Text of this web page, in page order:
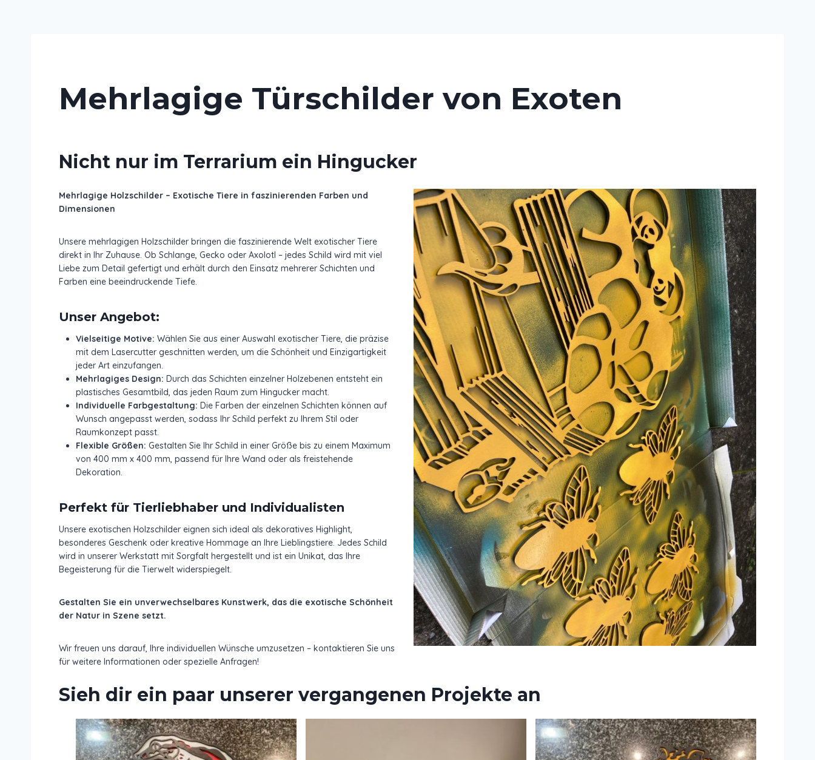
Mehrlagige Türschilder von Exoten
Nicht nur im Terrarium ein Hingucker
Mehrlagige Holzschilder – Exotische Tiere in faszinierenden Farben und
Dimensionen
Unsere mehrlagigen Holzschilder bringen die faszinierende Welt exotischer Tiere
direkt in Ihr Zuhause. Ob Schlange, Gecko oder Axolotl – jedes Schild wird mit viel
Liebe zum Detail gefertigt und erhält durch den Einsatz mehrerer Schichten und
Farben eine beeindruckende Tiefe.
Unser Angebot:
Vielseitige Motive: Wählen Sie aus einer Auswahl exotischer Tiere, die präzise
mit dem Lasercutter geschnitten werden, um die Schönheit und Einzigartigkeit
jeder Art einzufangen.
Mehrlagiges Design: Durch das Schichten einzelner Holzebenen entsteht ein
plastisches Gesamtbild, das jeden Raum zum Hingucker macht.
Individuelle Farbgestaltung: Die Farben der einzelnen Schichten können auf
Wunsch angepasst werden, sodass Ihr Schild perfekt zu Ihrem Stil oder
Raumkonzept passt.
Flexible Größen: Gestalten Sie Ihr Schild in einer Größe bis zu einem Maximum
von 400 mm x 400 mm, passend für Ihre Wand oder als freistehende
Dekoration.
Perfekt für Tierliebhaber und Individualisten
Unsere exotischen Holzschilder eignen sich ideal als dekoratives Highlight,
besonderes Geschenk oder kreative Hommage an Ihre Lieblingstiere. Jedes Schild
wird in unserer Werkstatt mit Sorgfalt hergestellt und ist ein Unikat, das Ihre
Begeisterung für die Tierwelt widerspiegelt.
Gestalten Sie ein unverwechselbares Kunstwerk, das die exotische Schönheit
der Natur in Szene setzt.
Wir freuen uns darauf, Ihre individuellen Wünsche umzusetzen – kontaktieren Sie uns
für weitere Informationen oder spezielle Anfragen!
Sieh dir ein paar unserer vergangenen Projekte an